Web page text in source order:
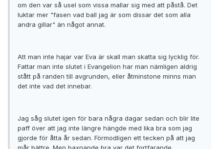
om den var så usel som vissa mallar sig med att påstå. Det
luktar mer "fasen vad ball jag är som dissar det som alla
andra gillar" än något annat.
Att man inte hajar var Eva är skall man skatta sig lycklig för.
Fattar man inte slutet i Evangelion har man nämligen aldrig
stått på randen till avgrunden, eller åtminstone minns man
det inte vad det innebar.
Jag såg slutet igen för bara några dagar sedan och blir lite
paff över att jag inte längre hängde med lika bra som jag
gjorde för åtta år sedan. Förmodligen ett tecken på att jag